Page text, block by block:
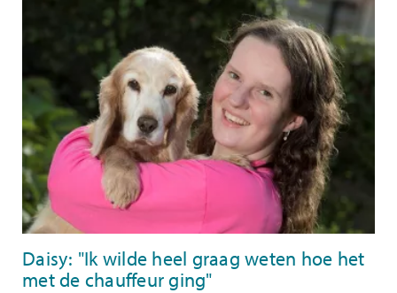
Daisy: "Ik wilde heel graag weten hoe het
met de chauffeur ging"